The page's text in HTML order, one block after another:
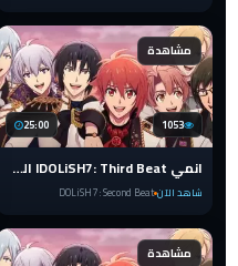
مشاهدة
25:00 1053
انمي IDOLiSH7: Third Beat الضربة الثالثة الحلقة 4 مترجمة
شاهد الآنDOLiSH7 : Second Beat
مشاهدة